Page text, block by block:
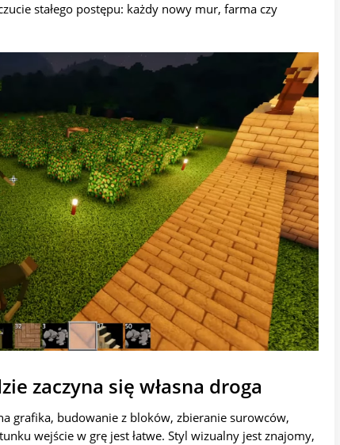
stałego postępu: każdy nowy mur, farma czy
zaczyna się własna droga
grafika, budowanie z bloków, zbieranie surowców,
wejście w grę jest łatwe. Styl wizualny jest znajomy,